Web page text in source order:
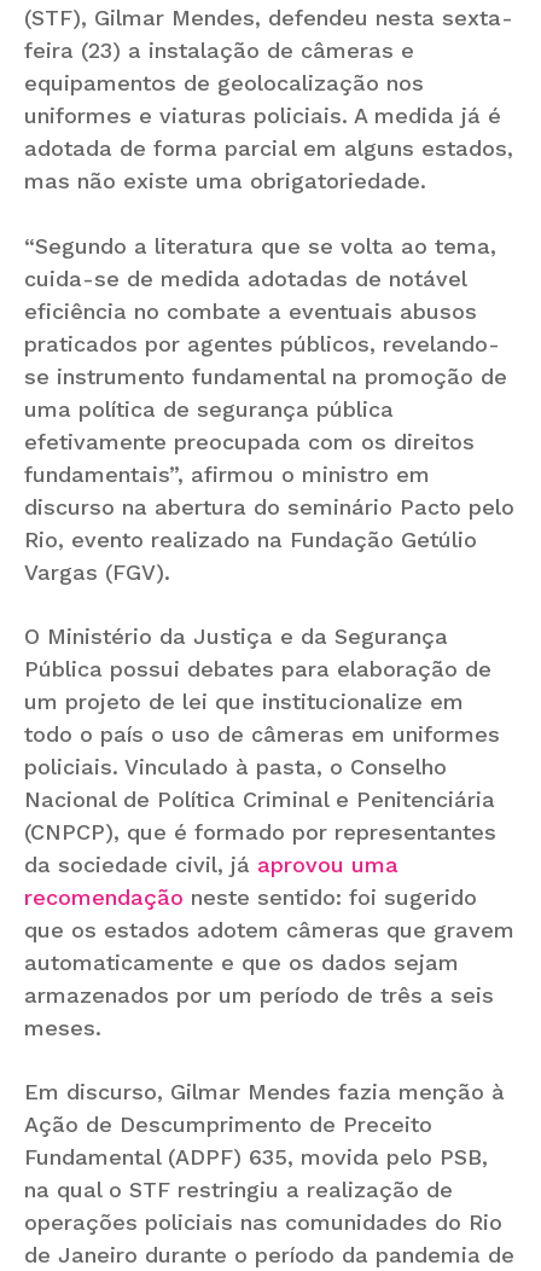
(STF), Gilmar Mendes, defendeu nesta sexta-
feira (23) a instalação de câmeras e
equipamentos de geolocalização nos
uniformes e viaturas policiais. A medida já é
adotada de forma parcial em alguns estados,
mas não existe uma obrigatoriedade.
“Segundo a literatura que se volta ao tema,
cuida-se de medida adotadas de notável
eficiência no combate a eventuais abusos
praticados por agentes públicos, revelando-
se instrumento fundamental na promoção de
uma política de segurança pública
efetivamente preocupada com os direitos
fundamentais”, afirmou o ministro em
discurso na abertura do seminário Pacto pelo
Rio, evento realizado na Fundação Getúlio
Vargas (FGV).
O Ministério da Justiça e da Segurança
Pública possui debates para elaboração de
um projeto de lei que institucionalize em
todo o país o uso de câmeras em uniformes
policiais. Vinculado à pasta, o Conselho
Nacional de Política Criminal e Penitenciária
(CNPCP), que é formado por representantes
da sociedade civil, já aprovou uma
recomendação neste sentido: foi sugerido
que os estados adotem câmeras que gravem
automaticamente e que os dados sejam
armazenados por um período de três a seis
meses.
Em discurso, Gilmar Mendes fazia menção à
Ação de Descumprimento de Preceito
Fundamental (ADPF) 635, movida pelo PSB,
na qual o STF restringiu a realização de
operações policiais nas comunidades do Rio
de Janeiro durante o período da pandemia de